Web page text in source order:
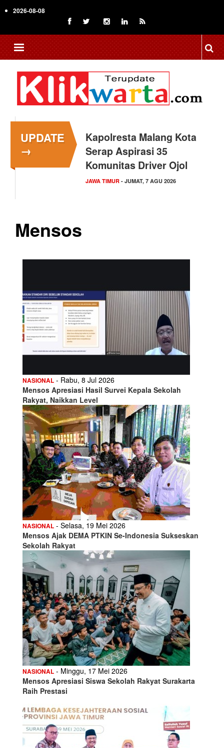
to
content
2026-08-08
UPDATE
→
Kapolresta Malang Kota
Serap Aspirasi 35
Komunitas Driver Ojol
JAWA TIMUR - JUMAT, 7 AGU 2026
Mensos
NASIONAL - Rabu, 8 Jul 2026
Mensos Apresiasi Hasil Survei Kepala Sekolah
Rakyat, Naikkan Level
NASIONAL - Selasa, 19 Mei 2026
Mensos Ajak DEMA PTKIN Se-Indonesia Sukseskan
Sekolah Rakyat
NASIONAL - Minggu, 17 Mei 2026
Mensos Apresiasi Siswa Sekolah Rakyat Surakarta
Raih Prestasi